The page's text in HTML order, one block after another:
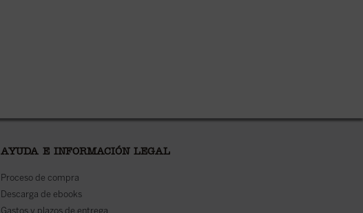
AYUDA E INFORMACIÓN LEGAL
Proceso de compra
Descarga de ebooks
Gastos y plazos de entrega